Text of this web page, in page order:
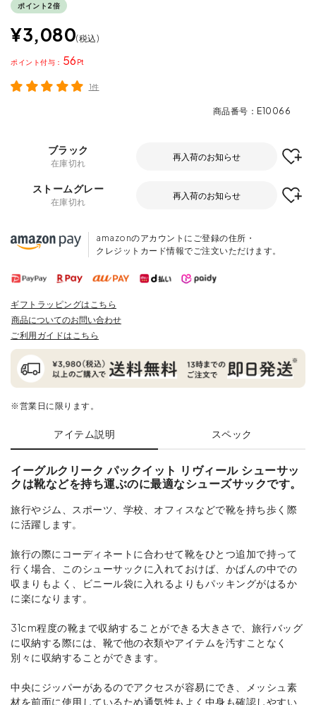
ポイント2倍
¥3,080 税込
56
ポイント
1件
商品番号 E10066
ブラック
在庫切れ
再入荷のお知らせ
ストームグレー
在庫切れ
再入荷のお知らせ
amazonのアカウントにご登録の住所・
クレジットカード情報でご注文いただけます。
ギフトラッピングはこちら
商品についてのお問い合わせ
ご利用ガイドはこちら
※営業日に限ります。
アイテム説明 スペック
イーグルクリーク パックイット リヴィール シューサッ
クは靴などを持ち運ぶのに最適なシューズサックです。
旅行やジム、スポーツ、学校、オフィスなどで靴を持ち歩く際
に活躍します。
旅行の際にコーディネートに合わせて靴をひとつ追加で持って
行く場合、このシューサックに入れておけば、かばんの中での
収まりもよく、ビニール袋に入れるよりもパッキングがはるか
に楽になります。
31cm程度の靴まで収納することができる大きさで、旅行バッグ
に収納する際には、靴で他の衣類やアイテムを汚すことなく
別々に収納することができます。
中央にジッパーがあるのでアクセスが容易にでき、メッシュ素
材を前面に使用しているため通気性もよく中身も確認しやすい